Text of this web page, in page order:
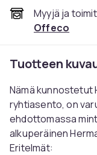
Myyjä ja
Offeco
Tuotteen
Nämä kunnostetut
ryhtiasento, on
ehdottomassa
alkuperäinen
Eritelmät: